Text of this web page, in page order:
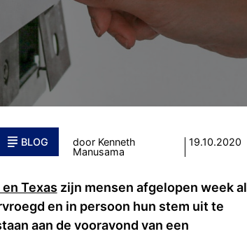
BLOG
door Kenneth
Manusama
19.10.2020
Texas zijn mensen afgelopen week al
en in persoon hun stem uit te
aan de vooravond van een